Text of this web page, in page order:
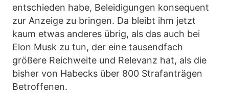
entschieden habe, Beleidigungen konsequent
zur Anzeige zu bringen. Da bleibt ihm jetzt
kaum etwas anderes übrig, als das auch bei
Elon Musk zu tun, der eine tausendfach
größere Reichweite und Relevanz hat, als die
bisher von Habecks über 800 Strafanträgen
Betroffenen.